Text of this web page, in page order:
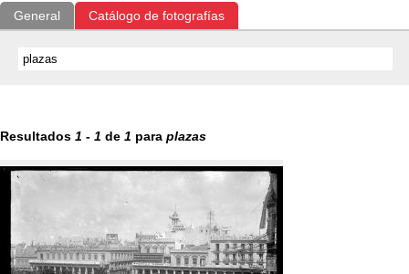
General Catálogo de fotografías
Resultados 1 - 1 de 1 para plazas